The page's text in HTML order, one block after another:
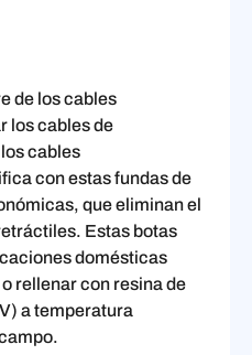
de los cables
los cables de
cables
con estas fundas de
que eliminan el
Estas botas
domésticas
rellenar con resina de
a temperatura